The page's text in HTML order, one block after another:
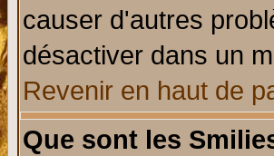
causer d'autres
désactiver dans un
Revenir en haut de
Que sont les